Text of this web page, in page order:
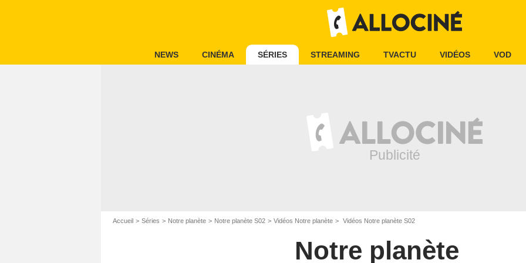
NEWS CINÉMA SÉRIES STREAMING TVACTU VIDÉOS VOD
Accueil Séries Notre planète Notre planète S02 Vidéos Notre planète Vidéos Notre planète S02
Notre planète